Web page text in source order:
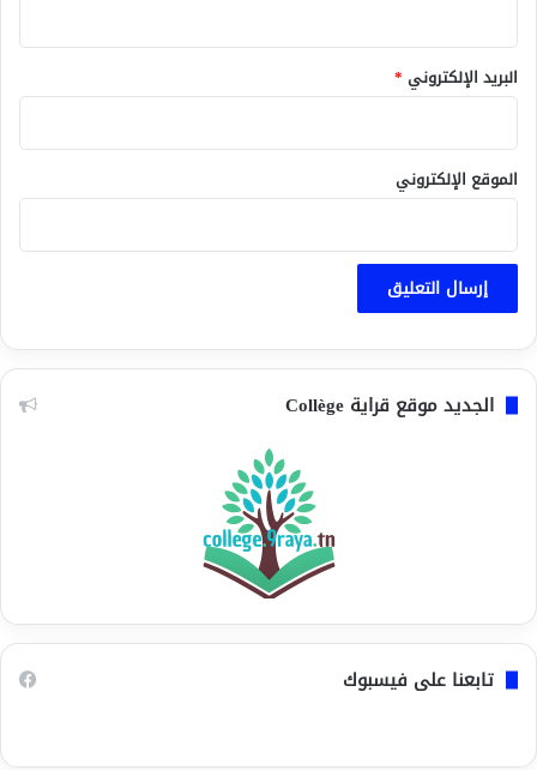
البريد الإلكتروني *
الموقع الإلكتروني
الجديد موقع قراية Collège
تابعنا على فيسبوك